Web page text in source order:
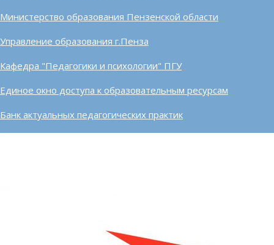
Министерство образования Пензенской области
Управление образования г.Пенза
Кафедра "Педагогики и психологии" ПГУ
Единое окно доступа к образовательным ресурсам
Банк актуальных педагогических практик